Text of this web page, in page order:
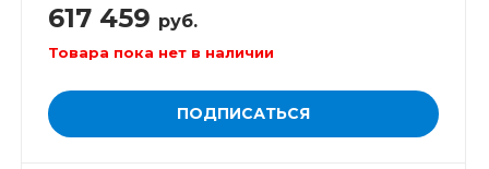
617 459 руб.
Товара пока нет в наличии
ПОДПИСАТЬСЯ